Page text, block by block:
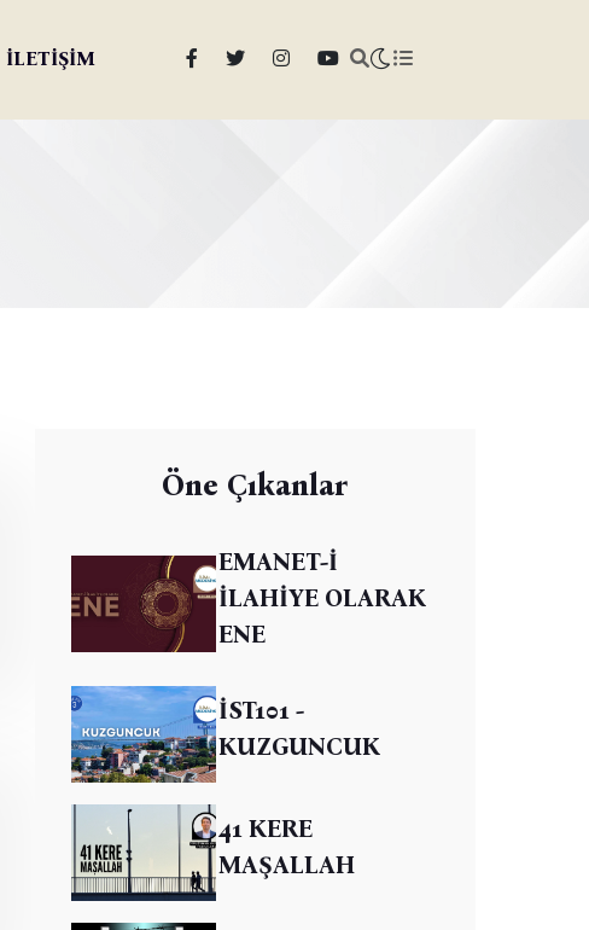
İLETİŞİM
Öne Çıkanlar
EMANET-İ
İLAHİYE OLARAK
ENE
İST101 -
KUZGUNCUK
41 KERE
MAŞALLAH